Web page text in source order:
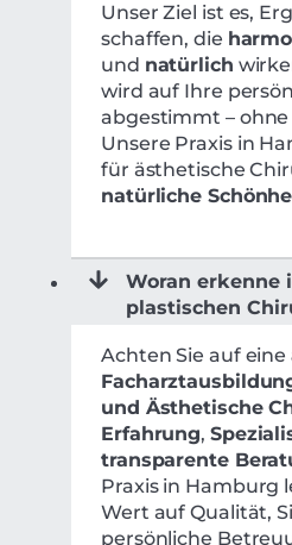
Unser Ziel ist es,
schaffen, die
und natürlich
wird auf Ihre
abgestimmt –
Unsere Praxis in
für ästhetische
natürliche
Woran erkenne
plastischen
Achten Sie auf eine
und Ästhetische
Erfahrung,
transparente
Praxis in Hamburg
Wert auf Qualität,
persönliche